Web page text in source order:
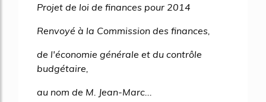
Projet de loi de finances pour 2014
Renvoyé à la Commission des finances,
de l'économie générale et du contrôle
budgétaire,
au nom de M. Jean-Marc...